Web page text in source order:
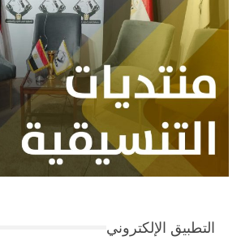
التطبيق الإلكتروني